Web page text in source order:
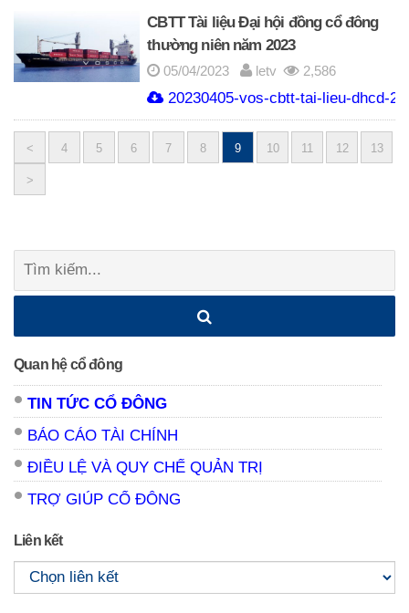
CBTT Tài liệu Đại hội đồng cổ đông
thường niên năm 2023
05/04/2023 letv 2,586
20230405-vos-cbtt-tai-lieu-dhcd-
Posts
navigation
< 4 5 6 7 8 9 10 11 12 13
>
Tìm
Quan hệ cổ đông
TIN TỨC CỔ ĐÔNG
BÁO CÁO TÀI CHÍNH
ĐIỀU LỆ VÀ QUY CHẾ QUẢN TRỊ
TRỢ GIÚP CỔ ĐÔNG
Liên kết